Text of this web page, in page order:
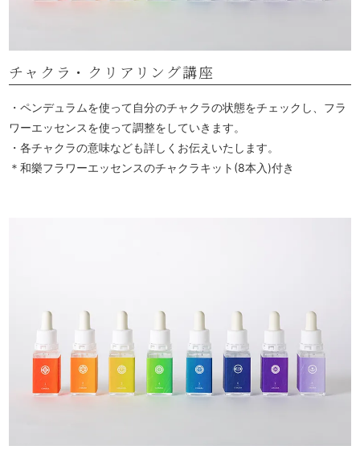
チャクラ・クリアリング講座
・ペンデュラムを使って自分のチャクラの状態をチェックし、フラ
ワーエッセンスを使って調整をしていきます。
・各チャクラの意味なども詳しくお伝えいたします。
＊和樂フラワーエッセンスのチャクラキット(8本入)付き